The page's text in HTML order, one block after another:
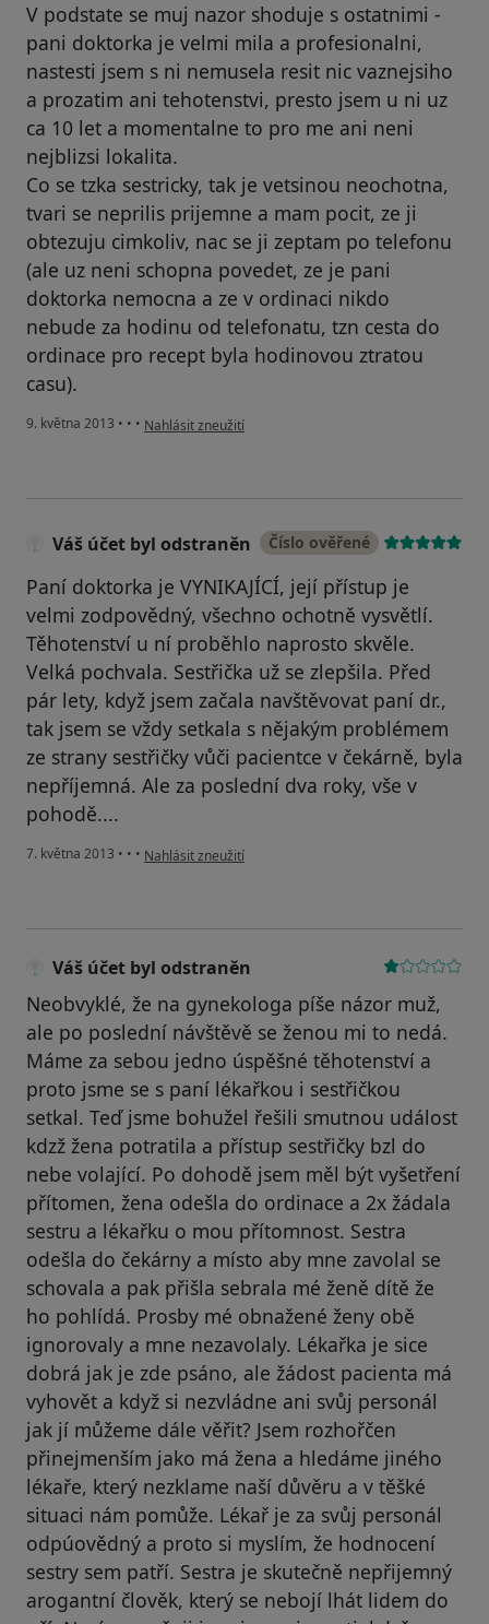
V podstate se muj nazor shoduje s ostatnimi -
pani doktorka je velmi mila a profesionalni,
nastesti jsem s ni nemusela resit nic vaznejsiho
a prozatim ani tehotenstvi, presto jsem u ni uz
ca 10 let a momentalne to pro me ani neni
nejblizsi lokalita.
Co se tzka sestricky, tak je vetsinou neochotna,
tvari se neprilis prijemne a mam pocit, ze ji
obtezuju cimkoliv, nac se ji zeptam po telefonu
(ale uz neni schopna povedet, ze je pani
doktorka nemocna a ze v ordinaci nikdo
nebude za hodinu od telefonatu, tzn cesta do
ordinace pro recept byla hodinovou ztratou
casu).
9. května 2013 • • • podle názoru uživatele Váš účet byl odstraněn
Nahlásit zneužití
Váš účet byl odstraněn Číslo ověřené
Paní doktorka je VYNIKAJÍCÍ, její přístup je
velmi zodpovědný, všechno ochotně vysvětlí.
Těhotenství u ní proběhlo naprosto skvěle.
Velká pochvala. Sestřička už se zlepšila. Před
pár lety, když jsem začala navštěvovat paní dr.,
tak jsem se vždy setkala s nějakým problémem
ze strany sestřičky vůči pacientce v čekárně, byla
nepříjemná. Ale za poslední dva roky, vše v
pohodě....
7. května 2013 • • • podle názoru uživatele Váš účet byl odstraněn
Nahlásit zneužití
Váš účet byl odstraněn
Neobvyklé, že na gynekologa píše názor muž,
ale po poslední návštěvě se ženou mi to nedá.
Máme za sebou jedno úspěšné těhotenství a
proto jsme se s paní lékařkou i sestřičkou
setkal. Teď jsme bohužel řešili smutnou událost
kdzž žena potratila a přístup sestřičky bzl do
nebe volající. Po dohodě jsem měl být vyšetření
přítomen, žena odešla do ordinace a 2x žádala
sestru a lékařku o mou přítomnost. Sestra
odešla do čekárny a místo aby mne zavolal se
schovala a pak přišla sebrala mé ženě dítě že
ho pohlídá. Prosby mé obnažené ženy obě
ignorovaly a mne nezavolaly. Lékařka je sice
dobrá jak je zde psáno, ale žádost pacienta má
vyhovět a když si nezvládne ani svůj personál
jak jí můžeme dále věřit? Jsem rozhořčen
přinejmenším jako má žena a hledáme jiného
lékaře, který nezklame naší důvěru a v těšké
situaci nám pomůže. Lékař je za svůj personál
odpúovědný a proto si myslím, že hodnocení
sestry sem patří. Sestra je skutečně nepřijemný
arogantní člověk, který se nebojí lhát lidem do